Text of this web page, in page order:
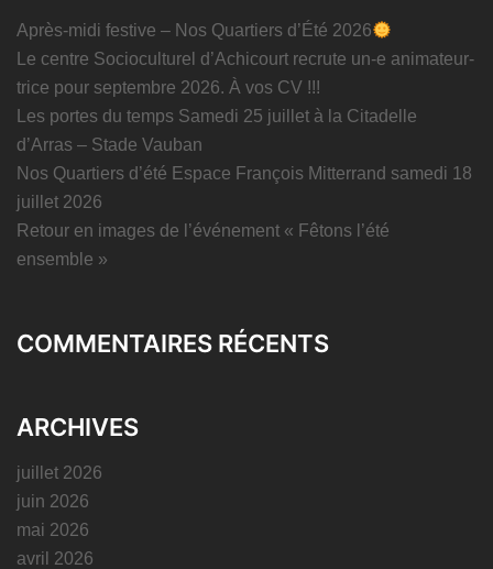
Après-midi festive – Nos Quartiers d’Été 2026
Le centre Socioculturel d’Achicourt recrute un-e animateur-
trice pour septembre 2026. À vos CV !!!
Les portes du temps Samedi 25 juillet à la Citadelle
d’Arras – Stade Vauban
Nos Quartiers d’été Espace François Mitterrand samedi 18
juillet 2026
Retour en images de l’événement « Fêtons l’été
ensemble »
COMMENTAIRES RÉCENTS
ARCHIVES
juillet 2026
juin 2026
mai 2026
avril 2026